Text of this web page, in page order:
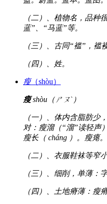
（二）、植物名，品种
蓝”、“马蓝”等。
（三）、古同“褴”，褴褛
（四）、姓。
瘦（shòu）
瘦shòu（ㄕㄡˋ）
（一）、体内含脂肪少
对：瘦溜（“溜”读轻声
瘦长（ cháng ）。瘦瘪
（二）、衣服鞋袜等窄
（三）、细削，单薄：
（四）、土地瘠薄：瘦瘠